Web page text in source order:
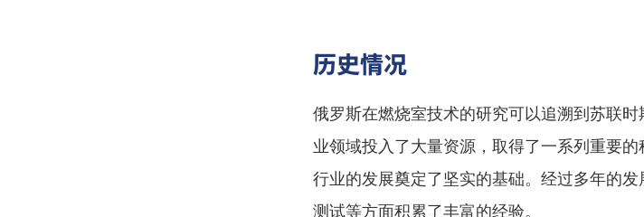
历史情况
俄罗斯在燃烧室技术的研究可以追溯到苏联
业领域投入了大量资源，取得了一系列重要
行业的发展奠定了坚实的基础。经过多年的
测试等方面积累了丰富的经验。